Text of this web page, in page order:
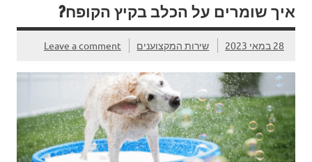
איך שומרים על הכלב בקיץ הקופח?
28 במאי 2023 שירות המקצוענים Leave a comment